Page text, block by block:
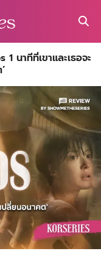
นาทีที่เขาและเธอจะ